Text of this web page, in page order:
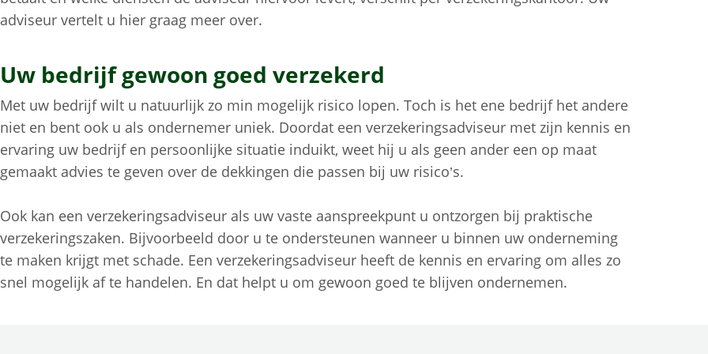
adviseur vertelt u hier graag meer over.
Uw bedrijf gewoon goed verzekerd
Met uw bedrijf wilt u natuurlijk zo min mogelijk risico lopen. Toch is het ene bedrijf het andere
niet en bent ook u als ondernemer uniek. Doordat een verzekeringsadviseur met zijn kennis en
ervaring uw bedrijf en persoonlijke situatie induikt, weet hij u als geen ander een op maat
gemaakt advies te geven over de dekkingen die passen bij uw risico’s.
Ook kan een verzekeringsadviseur als uw vaste aanspreekpunt u ontzorgen bij praktische
verzekeringszaken. Bijvoorbeeld door u te ondersteunen wanneer u binnen uw onderneming
te maken krijgt met schade. Een verzekeringsadviseur heeft de kennis en ervaring om alles zo
snel mogelijk af te handelen. En dat helpt u om gewoon goed te blijven ondernemen.